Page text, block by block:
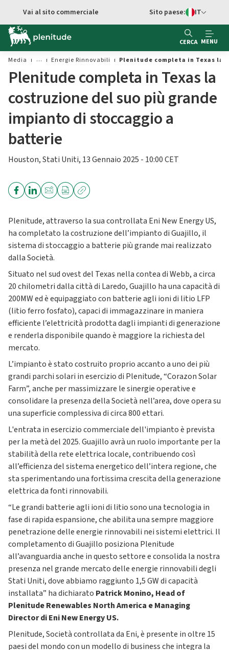
Vai al contenuto principale
Vai al sito commerciale
Switch di
Sito paese: IT
CERCA MENU
Media Energie Rinnovabili Plenitude completa in Texas la
Plenitude completa in Texas la
costruzione del suo più grande
impianto di stoccaggio a
batterie
Houston, Stati Uniti, 13 Gennaio 2025 - 10:00 CET
Plenitude, attraverso la sua controllata Eni New Energy US,
ha completato la costruzione dell’impianto di Guajillo, il
sistema di stoccaggio a batterie più grande mai realizzato
dalla Società.
Situato nel sud ovest del Texas nella contea di Webb, a circa
20 chilometri dalla città di Laredo, Guajillo ha una capacità di
200MW ed è equipaggiato con batterie agli ioni di litio LFP
(litio ferro fosfato), capaci di immagazzinare in maniera
efficiente l’elettricità prodotta dagli impianti di generazione
e renderla disponibile quando è maggiore la richiesta del
mercato.
L’impianto è stato costruito proprio accanto a uno dei più
grandi parchi solari in esercizio di Plenitude, “Corazon Solar
Farm”, anche per massimizzare le sinergie operative e
consolidare la presenza della Società nell’area, dove opera su
una superficie complessiva di circa 800 ettari.
L'entrata in esercizio commerciale dell'impianto è prevista
per la metà del 2025. Guajillo avrà un ruolo importante per la
stabilità della rete elettrica locale, contribuendo così
all’efficienza del sistema energetico dell’intera regione, che
sta sperimentando una fortissima crescita della generazione
elettrica da fonti rinnovabili.
“Le grandi batterie agli ioni di litio sono una tecnologia in
fase di rapida espansione, che abilita una sempre maggiore
penetrazione delle energie rinnovabili nei sistemi elettrici. Il
completamento di Guajillo posiziona Plenitude
all’avanguardia anche in questo settore e consolida la nostra
presenza nel grande mercato delle energie rinnovabili degli
Stati Uniti, dove abbiamo raggiunto 1,5 GW di capacità
installata” ha dichiarato Patrick Monino, Head of
Plenitude Renewables North America e Managing
Director di Eni New Energy US.
Plenitude, Società controllata da Eni, è presente in oltre 15
paesi del mondo con un modello di business che integra la